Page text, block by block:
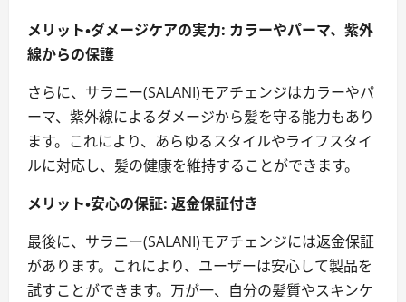
メリット・ダメージケアの実力: カラーやパーマ、紫外
線からの保護
さらに、サラニー(SALANI)モアチェンジはカラーやパ
ーマ、紫外線によるダメージから髪を守る能力もあり
ます。これにより、あらゆるスタイルやライフスタイ
ルに対応し、髪の健康を維持することができます。
メリット・安心の保証: 返金保証付き
最後に、サラニー(SALANI)モアチェンジには返金保証
があります。これにより、ユーザーは安心して製品を
試すことができます。万が一、自分の髪質やスキンケ